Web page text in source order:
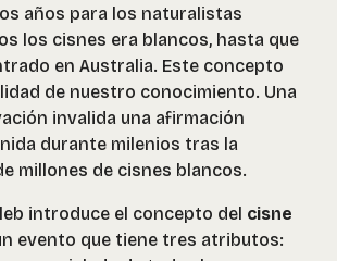
años para los naturalistas
los cisnes era blancos, hasta que
en Australia. Este concepto
de nuestro conocimiento. Una
invalida una afirmación
durante milenios tras la
millones de cisnes blancos.
introduce el concepto del cisne
evento que tiene tres atributos: